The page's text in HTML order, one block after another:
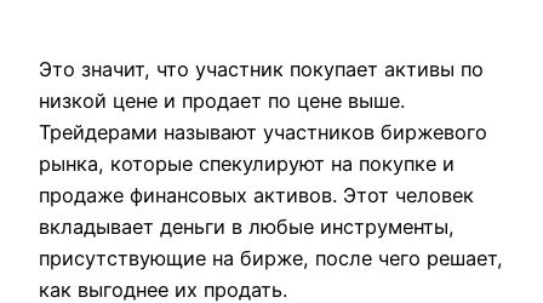
Это значит, что участник покупает активы по
низкой цене и продает по цене выше.
Трейдерами называют участников биржевого
рынка, которые спекулируют на покупке и
продаже финансовых активов. Этот человек
вкладывает деньги в любые инструменты,
присутствующие на бирже, после чего решает,
как выгоднее их продать.